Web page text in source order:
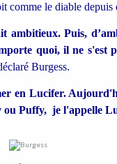
comme le diable depuis
ambitieux. Puis,
quoi, il ne s'est
Burgess.
en Lucifer.
ou Puffy, je l'appelle